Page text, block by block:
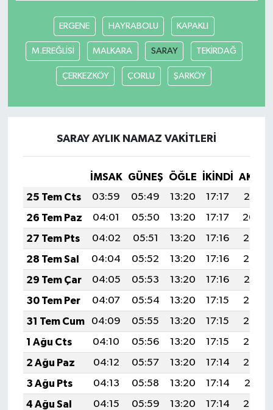
ERGENE HAYRABOLU KAPAKLI
M.EREĞLİSİ MALKARA SARAY TEKİRDAĞ
ÇERKEZKÖY ÇORLU ŞARKÖY
SARAY AYLIK NAMAZ VAKITLERI
İMSAK GÜNEŞ ÖĞLE İKINDI
25 Tem Cts
03:59 05:49 13:20 17:17
20:41
26 Tem Paz
04:01 05:50 13:20 17:17
20:40
27 Tem Pts
04:02 05:51 13:20 17:16
20:39
28 Tem Sal
04:04 05:52 13:20 17:16
20:38
29 Tem Çar
04:05 05:53 13:20 17:16
20:37
30 Tem Per
04:07 05:54 13:20 17:15
20:36
31 Tem Cum
04:09 05:55 13:20 17:15
20:35
1 Ağu Cts
04:10 05:56 13:20 17:15
20:34
2 Ağu Paz
04:12 05:57 13:20 17:14
20:32
3 Ağu Pts
04:13 05:58 13:20 17:14
20:31
4 Ağu Sal
04:15 05:59 13:20 17:14
20:30